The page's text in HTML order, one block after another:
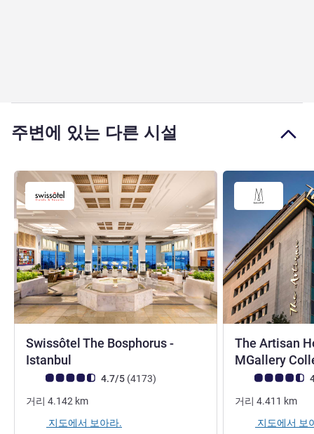
주변에 있는 다른 시설
Swissôtel The Bosphorus -
Istanbul
고객 평점 (ALL 평가)
4.7/5 (4173리뷰
)
거리 4.142 km
지도에서 보아라.
The Artisan
MGallery
고객 평점 (ALL 평
거리 4.411 km
지도에서 보